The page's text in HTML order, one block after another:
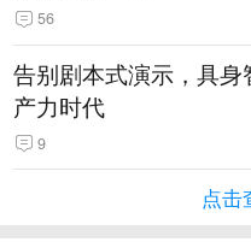
56
告别剧本式演示，具身
产力时代
9
点击